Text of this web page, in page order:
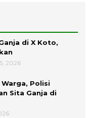
di X Koto,
2026
Polisi
Sita Ganja di